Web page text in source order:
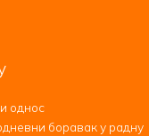
однос
боравак у радну